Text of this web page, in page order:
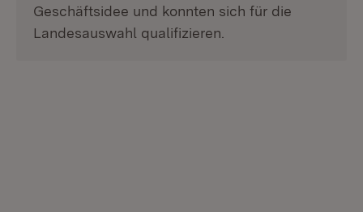
Geschäftsidee und konnten sich für die
Landesauswahl qualifizieren.